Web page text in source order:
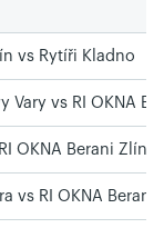
vs Rytíři Kladno
Vary vs RI OKNA
OKNA Berani Zlín
vs RI OKNA Berani